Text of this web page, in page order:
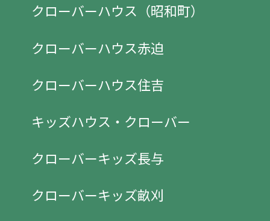
クローバーハウス（昭和町）
クローバーハウス赤迫
クローバーハウス住吉
キッズハウス・クローバー
クローバーキッズ長与
クローバーキッズ畝刈